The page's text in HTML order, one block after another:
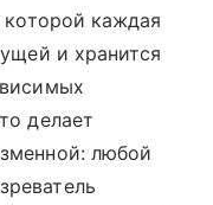
которой каждая
и хранится
делает
любой